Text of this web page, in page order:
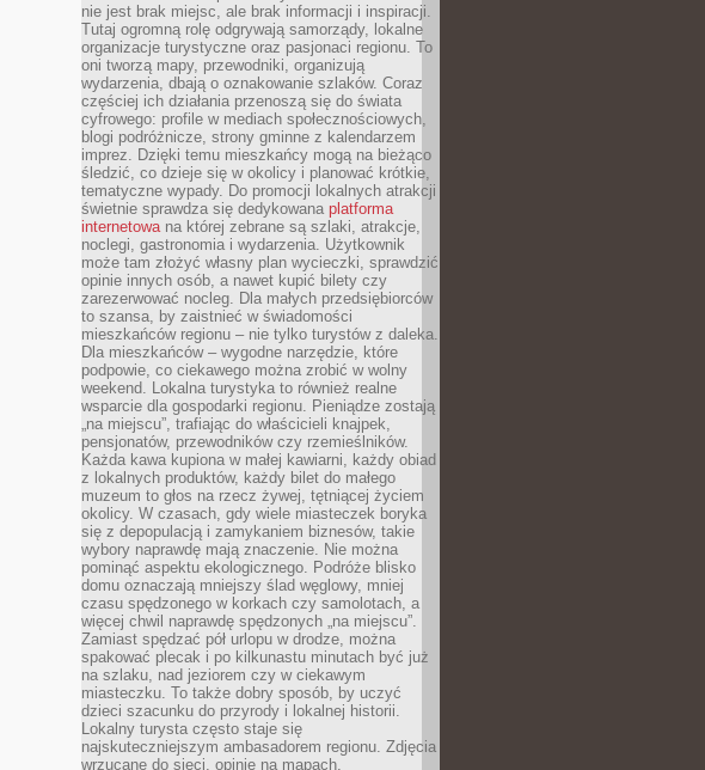
nie jest brak miejsc, ale brak informacji i inspiracji.
Tutaj ogromną rolę odgrywają samorządy, lokalne
organizacje turystyczne oraz pasjonaci regionu. To
oni tworzą mapy, przewodniki, organizują
wydarzenia, dbają o oznakowanie szlaków. Coraz
częściej ich działania przenoszą się do świata
cyfrowego: profile w mediach społecznościowych,
blogi podróżnicze, strony gminne z kalendarzem
imprez. Dzięki temu mieszkańcy mogą na bieżąco
śledzić, co dzieje się w okolicy i planować krótkie,
tematyczne wypady. Do promocji lokalnych atrakcji
świetnie sprawdza się dedykowana platforma
internetowana której zebrane są szlaki, atrakcje,
noclegi, gastronomia i wydarzenia. Użytkownik
może tam złożyć własny plan wycieczki, sprawdzić
opinie innych osób, a nawet kupić bilety czy
zarezerwować nocleg. Dla małych przedsiębiorców
to szansa, by zaistnieć w świadomości
mieszkańców regionu – nie tylko turystów z daleka.
Dla mieszkańców – wygodne narzędzie, które
podpowie, co ciekawego można zrobić w wolny
weekend. Lokalna turystyka to również realne
wsparcie dla gospodarki regionu. Pieniądze zostają
„na miejscu”, trafiając do właścicieli knajpek,
pensjonatów, przewodników czy rzemieślników.
Każda kawa kupiona w małej kawiarni, każdy obiad
z lokalnych produktów, każdy bilet do małego
muzeum to głos na rzecz żywej, tętniącej życiem
okolicy. W czasach, gdy wiele miasteczek boryka
się z depopulacją i zamykaniem biznesów, takie
wybory naprawdę mają znaczenie. Nie można
pominąć aspektu ekologicznego. Podróże blisko
domu oznaczają mniejszy ślad węglowy, mniej
czasu spędzonego w korkach czy samolotach, a
więcej chwil naprawdę spędzonych „na miejscu”.
Zamiast spędzać pół urlopu w drodze, można
spakować plecak i po kilkunastu minutach być już
na szlaku, nad jeziorem czy w ciekawym
miasteczku. To także dobry sposób, by uczyć
dzieci szacunku do przyrody i lokalnej historii.
Lokalny turysta często staje się
najskuteczniejszym ambasadorem regionu. Zdjęcia
wrzucane do sieci, opinie na mapach,